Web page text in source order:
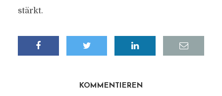
stärkt.
KOMMENTIEREN